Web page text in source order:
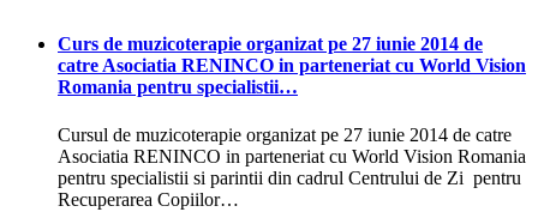
Curs de muzicoterapie organizat pe 27 iunie 2014 de
catre Asociatia RENINCO in parteneriat cu World Vision
Romania pentru specialistii…
Cursul de muzicoterapie organizat pe 27 iunie 2014 de catre
Asociatia RENINCO in parteneriat cu World Vision Romania
pentru specialistii si parintii din cadrul Centrului de Zi pentru
Recuperarea Copiilor…